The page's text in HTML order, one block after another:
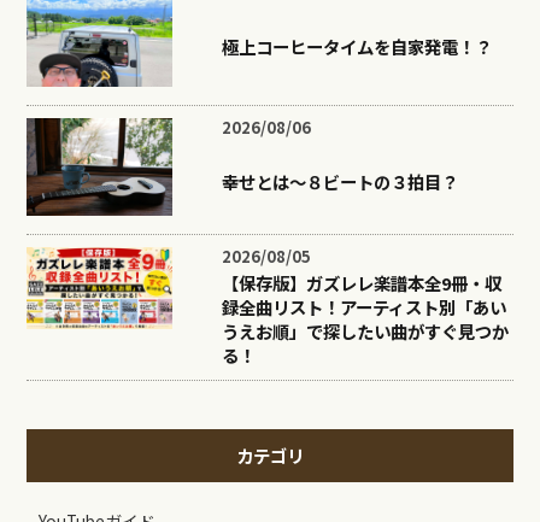
極上コーヒータイムを自家発電！？
2026/08/06
幸せとは〜８ビートの３拍目？
2026/08/05
【保存版】ガズレレ楽譜本全9冊・収
録全曲リスト！アーティスト別「あい
うえお順」で探したい曲がすぐ見つか
る！
カテゴリ